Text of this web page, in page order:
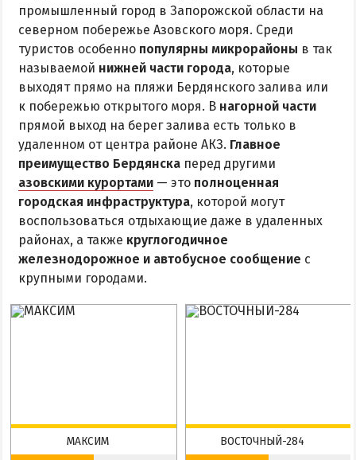
промышленный город в Запорожской области на
северном побережье Азовского моря. Среди
туристов особенно популярны микрорайоны в так
называемой нижней части города, которые
выходят прямо на пляжи Бердянского залива или
к побережью открытого моря. В нагорной части
прямой выход на берег залива есть только в
удаленном от центра районе АКЗ. Главное
преимущество Бердянска перед другими
азовскими курортами — это полноценная
городская инфраструктура, которой могут
воспользоваться отдыхающие даже в удаленных
районах, а также круглогодичное
железнодорожное и автобусное сообщение с
крупными городами.
МАКСИМ ВОСТОЧНЫЙ-284